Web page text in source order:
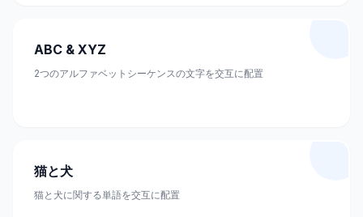
ABC & XYZ
2つのアルファベットシーケンスの文字を交互に配置
猫と犬
猫と犬に関する単語を交互に配置